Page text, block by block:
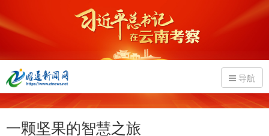
导航
一颗坚果的智慧之旅